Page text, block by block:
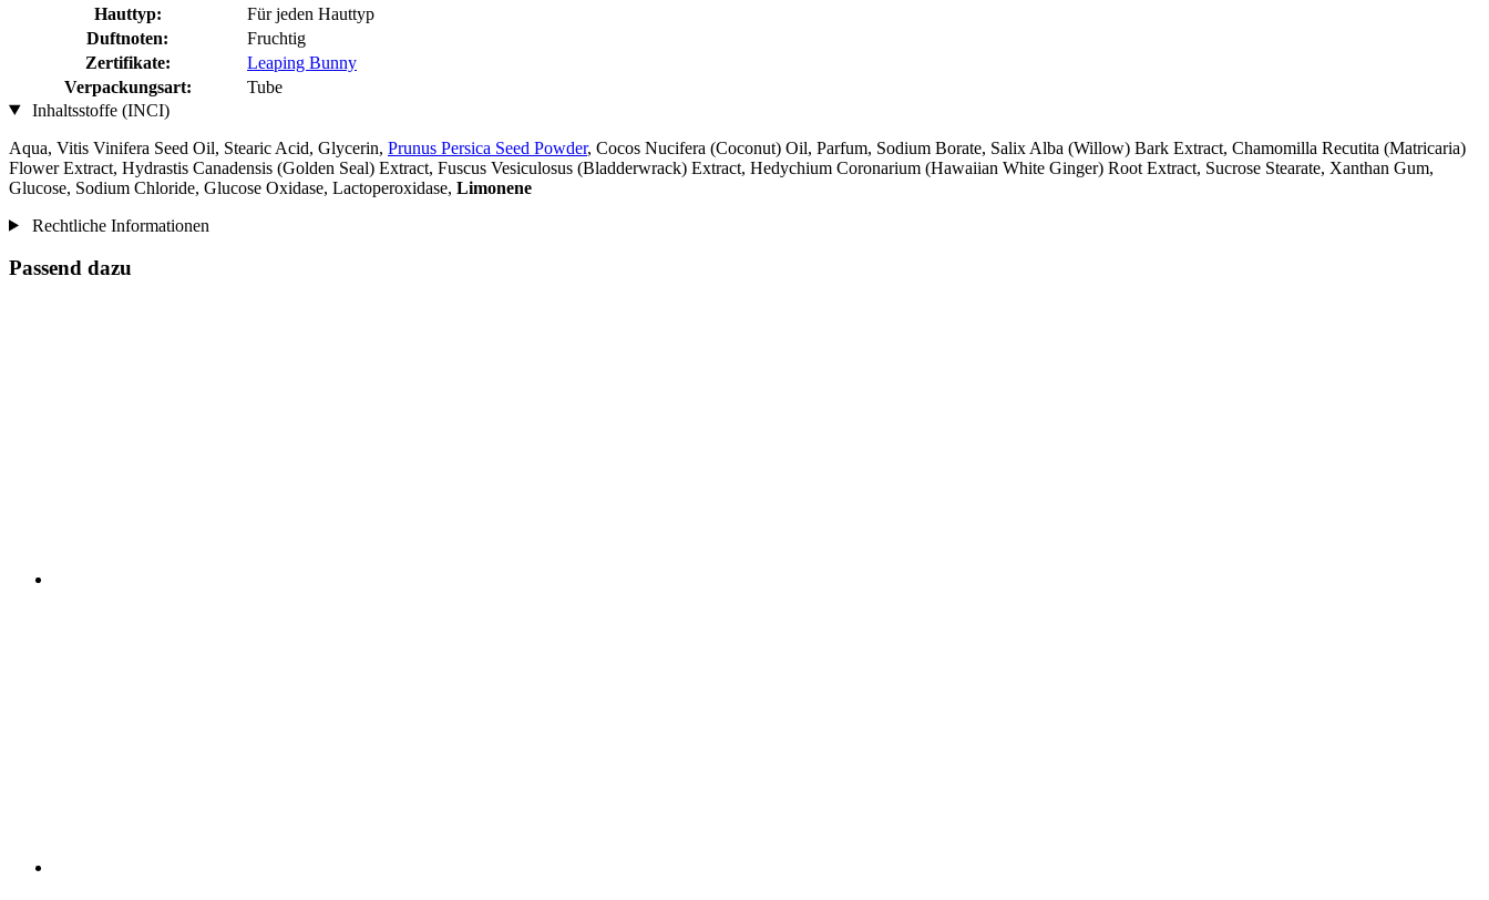
Hauttyp:
Für jeden Hauttyp
Duftnoten:
Fruchtig
Zertifikate:
Leaping Bunny
Verpackungsart:
Tube
Inhaltsstoffe (INCI)
Aqua, Vitis Vinifera Seed Oil, Stearic Acid, Glycerin, Prunus Persica Seed Powder, Cocos Nucifera (Coconut) Oil, Parfum, Sodium Borate, Salix Alba (Willow) Bark Extract, Chamomilla Recutita (Matricaria)
Flower Extract, Hydrastis Canadensis (Golden Seal) Extract, Fuscus Vesiculosus (Bladderwrack) Extract, Hedychium Coronarium (Hawaiian White Ginger) Root Extract, Sucrose Stearate, Xanthan Gum,
Glucose, Sodium Chloride, Glucose Oxidase, Lactoperoxidase, Limonene
Rechtliche Informationen
Passend dazu